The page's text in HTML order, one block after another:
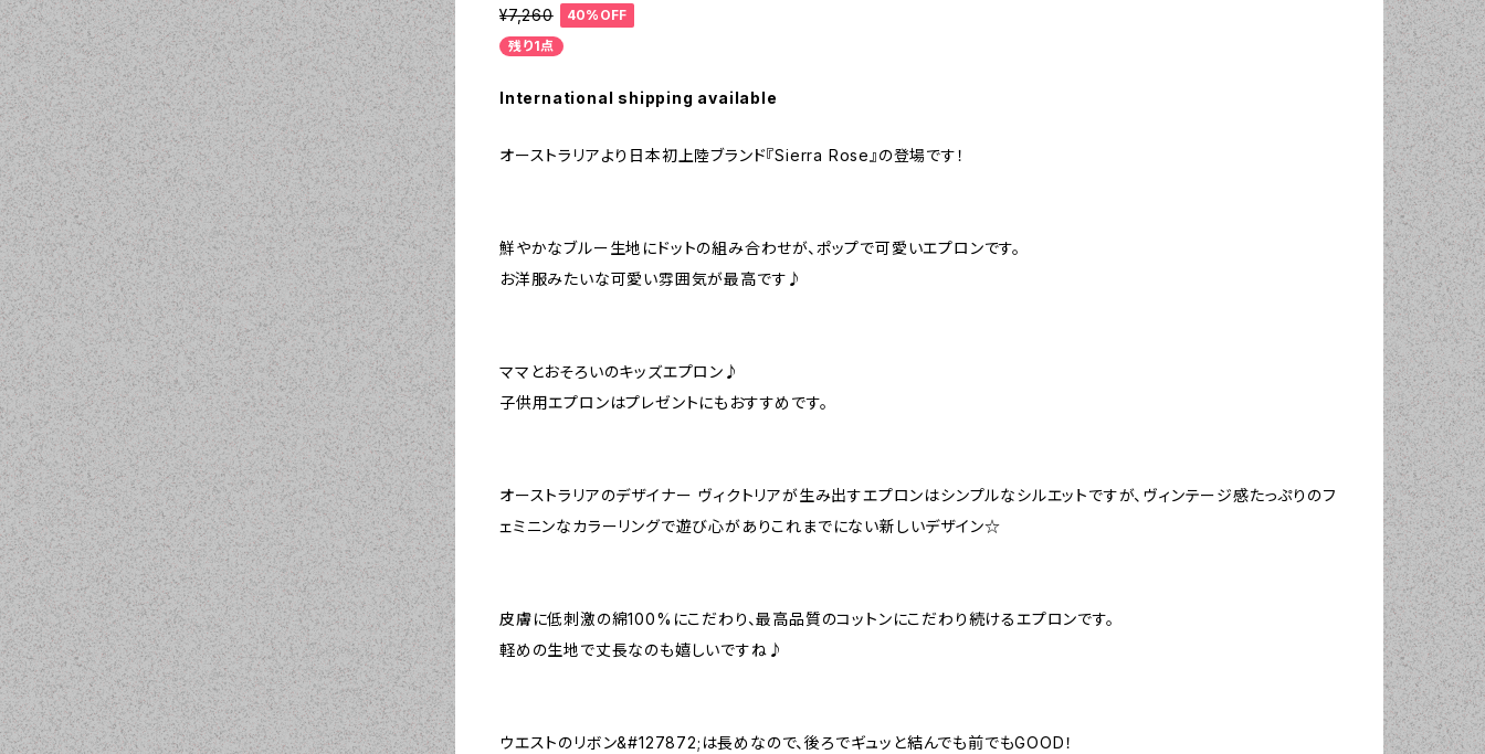
¥7,260
40%OFF
残り1点
International shipping available
オーストラリアより日本初上陸ブランド『Sierra Rose』の登場です！
鮮やかなブルー生地にドットの組み合わせが、ポップで可愛いエプロンです。
お洋服みたいな可愛い雰囲気が最高です♪
ママとおそろいのキッズエプロン♪
子供用エプロンはプレゼントにもおすすめです。
オーストラリアのデザイナー ヴィクトリアが生み出すエプロンはシンプルなシルエットですが、ヴィンテージ感たっぷりのフ
ェミニンなカラーリングで遊び心がありこれまでにない新しいデザイン☆
皮膚に低刺激の綿100%にこだわり、最高品質のコットンにこだわり続けるエプロンです。
軽めの生地で丈長なのも嬉しいですね♪
ウエストのリボン&#127872;は長めなので、後ろでギュッと結んでも前でもGOOD！